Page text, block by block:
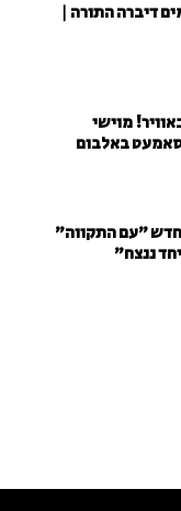
דיברה התורה |
באוויר! מוישי
באלבום
״עם התקווה״
ננצח"